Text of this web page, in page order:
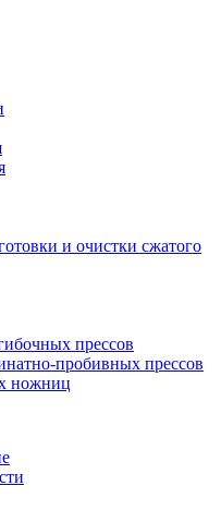
и очистки сжатого
прессов
пробивных прессов
ножниц